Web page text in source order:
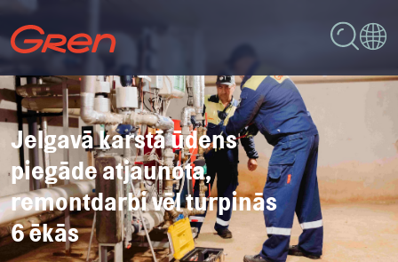
Jelgavā karstā ūdens
piegāde atjaunota,
remontdarbi vēl turpinās
6 ēkās